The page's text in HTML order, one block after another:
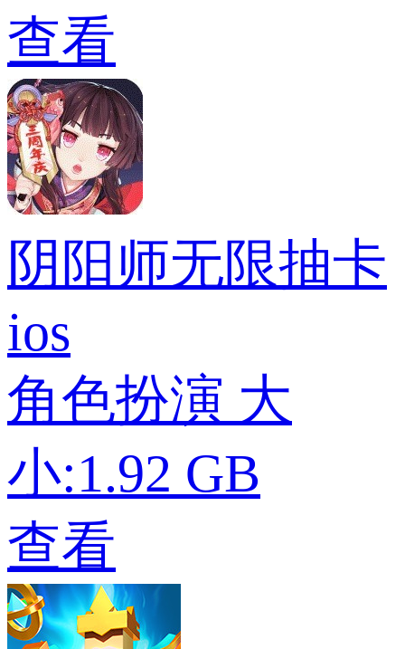
查看
阴阳师无限抽卡
ios
角色扮演 大
小:1.92 GB
查看